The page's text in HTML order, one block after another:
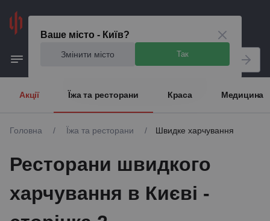
Ваше місто - Київ?
Змінити місто Так
Акції Їжа та ресторани Краса Медицина
Головна / Їжа та ресторани / Швидке харчування
Ресторани швидкого
харчування в Києві -